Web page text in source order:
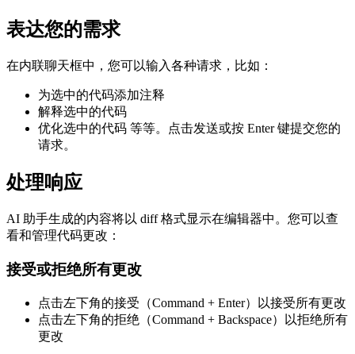
表达您的需求
在内联聊天框中，您可以输入各种请求，比如：
为选中的代码添加注释
解释选中的代码
优化选中的代码 等等。点击发送或按 Enter 键提交您的
请求。
处理响应
AI 助手生成的内容将以 diff 格式显示在编辑器中。您可以查
看和管理代码更改：
接受或拒绝所有更改
点击左下角的接受（Command + Enter）以接受所有更改
点击左下角的拒绝（Command + Backspace）以拒绝所有
更改